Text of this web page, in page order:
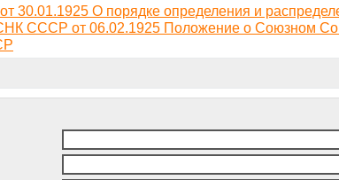
30.01.1925 О порядке определения и
СССР от 06.02.1925 Положение о Союзном